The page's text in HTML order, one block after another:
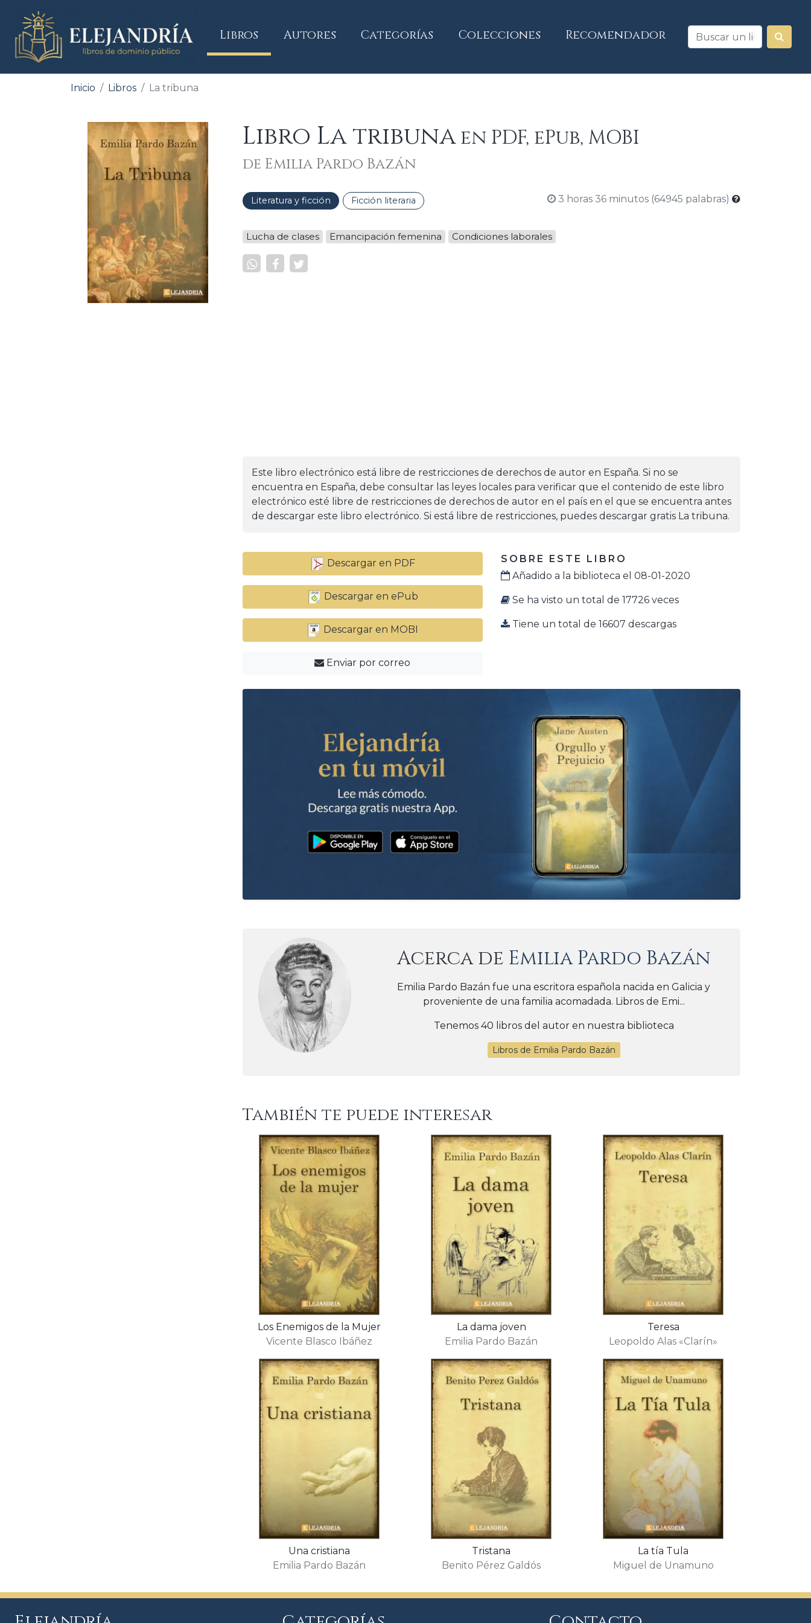
Libros(current)
Autores Categorías Colecciones Recomendador
Inicio Libros La tribuna
Libro La tribunaen PDF, ePub, MOBI
de Emilia Pardo Bazán
Literatura y ficción Ficción literaria 3 horas 36 minutos (64945 palabras)
Lucha de clases Emancipación femenina Condiciones laborales
Este libro electrónico está libre de restricciones de derechos de autor en España. Si no se
encuentra en España, debe consultar las leyes locales para verificar que el contenido de este libro
electrónico esté libre de restricciones de derechos de autor en el país en el que se encuentra antes
de descargar este libro electrónico. Si está libre de restricciones, puedes descargar gratis La tribuna.
Descargar en PDF
Descargar en ePub
Descargar en MOBI
Enviar por correo
SOBRE ESTE LIBRO
Añadido a la biblioteca el 08-01-2020
Se ha visto un total de 17726 veces
Tiene un total de 16607 descargas
Acerca de Emilia Pardo Bazán
Emilia Pardo Bazán fue una escritora española nacida en Galicia y
proveniente de una familia acomadada. Libros de Emi...
Tenemos 40 libros del autor en nuestra biblioteca
Libros de Emilia Pardo Bazán
También te puede interesar
Los Enemigos de la Mujer
Vicente Blasco Ibáñez
La dama joven
Emilia Pardo Bazán
Teresa
Leopoldo Alas «Clarín»
Una cristiana
Emilia Pardo Bazán
Tristana
Benito Pérez Galdós
La tía Tula
Miguel de Unamuno